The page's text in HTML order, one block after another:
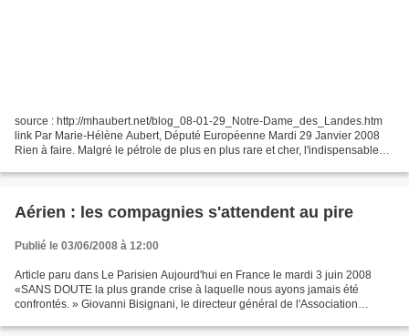
source : http://mhaubert.net/blog_08-01-29_Notre-Dame_des_Landes.htm
link Par Marie-Hélène Aubert, Député Européenne Mardi 29 Janvier 2008
Rien à faire. Malgré le pétrole de plus en plus rare et cher, l'indispensable
Aérien : les compagnies s'attendent au pire
Publié le 03/06/2008 à 12:00
Article paru dans Le Parisien Aujourd'hui en France le mardi 3 juin 2008
«SANS DOUTE la plus grande crise à laquelle nous ayons jamais été
confrontés. » Giovanni Bisignani, le directeur général de l'Association